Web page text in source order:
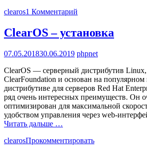
clearos1 Комментарий
ClearOS – установка
07.05.201830.06.2019 phpnet
ClearOS — серверный дистрибутив
ClearFoundation и основан на популярном
дистрибутиве для серверов Red Hat
ряд очень интересных преимуществ. Он
оптимизирован для максимальной
удобством управления через web-
Читать дальше …
clearosПрокомментировать